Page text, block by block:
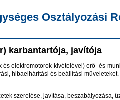
Osztályozási
karbantartója, javítója
elektromotorok kivételével) erő- és
hibaelhárítási és beállítási műveleteket.
szerelése, javítása, beszabályozása,